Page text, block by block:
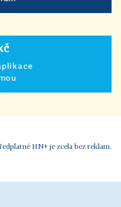
HN+ je zcela bez reklam.